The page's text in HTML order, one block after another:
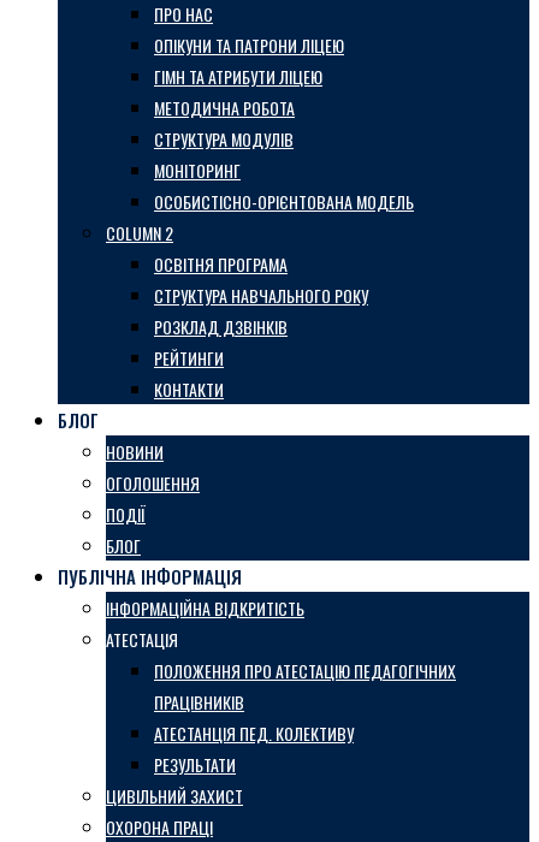
ПРО НАС
ОПІКУНИ ТА ПАТРОНИ ЛІЦЕЮ
ГІМН ТА АТРИБУТИ ЛІЦЕЮ
МЕТОДИЧНА РОБОТА
СТРУКТУРА МОДУЛІВ
МОНІТОРИНГ
ОСОБИСТІСНО-ОРІЄНТОВАНА МОДЕЛЬ
COLUMN 2
ОСВІТНЯ ПРОГРАМА
СТРУКТУРА НАВЧАЛЬНОГО РОКУ
РОЗКЛАД ДЗВІНКІВ
РЕЙТИНГИ
КОНТАКТИ
БЛОГ
НОВИНИ
ОГОЛОШЕННЯ
ПОДІЇ
БЛОГ
ПУБЛІЧНА ІНФОРМАЦІЯ
ІНФОРМАЦІЙНА ВІДКРИТІСТЬ
АТЕСТАЦІЯ
ПОЛОЖЕННЯ ПРО АТЕСТАЦІЮ ПЕДАГОГІЧНИХ
ПРАЦІВНИКІВ
АТЕСТАНЦІЯ ПЕД. КОЛЕКТИВУ
РЕЗУЛЬТАТИ
ЦИВІЛЬНИЙ ЗАХИСТ
ОХОРОНА ПРАЦІ